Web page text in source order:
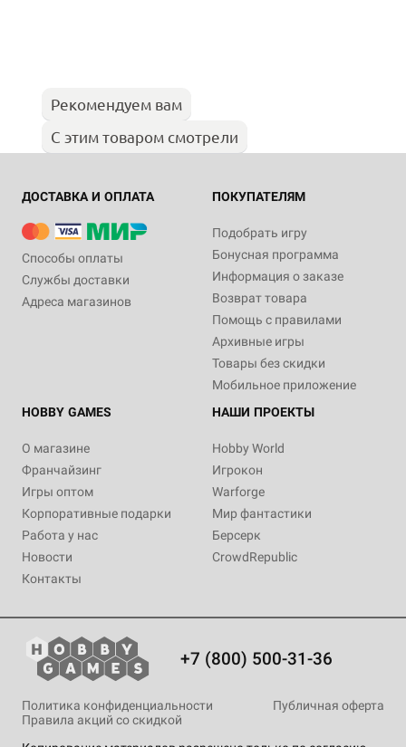
Рекомендуем вам
С этим товаром смотрели
ДОСТАВКА И ОПЛАТА
Способы оплаты
Службы доставки
Адреса магазинов
ПОКУПАТЕЛЯМ
Подобрать игру
Бонусная программа
Информация о заказе
Возврат товара
Помощь с правилами
Архивные игры
Товары без скидки
Мобильное приложение
HOBBY GAMES
О магазине
Франчайзинг
Игры оптом
Корпоративные подарки
Работа у нас
Новости
Контакты
НАШИ ПРОЕКТЫ
Hobby World
Игрокон
Warforge
Мир фантастики
Берсерк
CrowdRepublic
+7 (800) 500-31-36
Политика конфиденциальности
Публичная оферта
Правила акций со скидкой